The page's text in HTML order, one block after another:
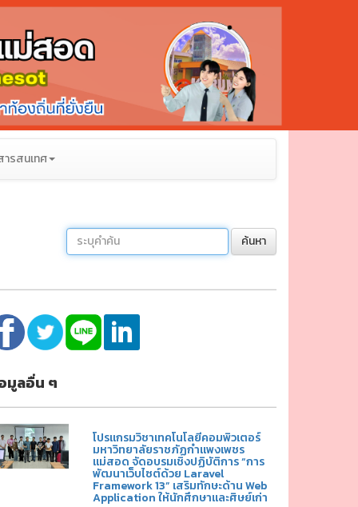
ารสนเทศ
ค้นหา
มูลอื่น ๆ
โปรแกรมวิชาเทคโนโลยีคอมพิวเตอร์
มหาวิทยาลัยราชภัฏกำแพงเพชร
แม่สอด จัดอบรมเชิงปฏิบัติการ “การ
พัฒนาเว็บไซต์ด้วย Laravel
Framework 13” เสริมทักษะด้าน Web
Application ให้นักศึกษาและศิษย์เก่า